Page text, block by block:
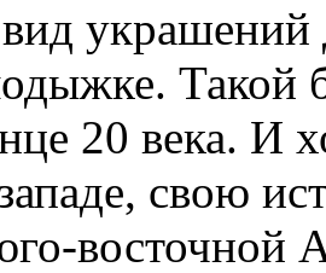
украшений
Такой
20 века. И
свою
восточной